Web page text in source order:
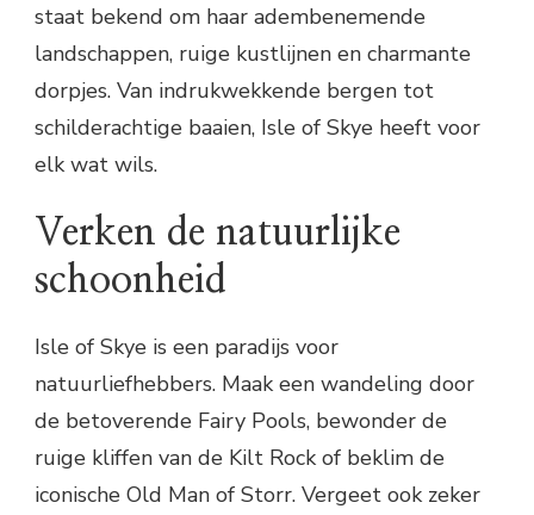
staat bekend om haar adembenemende
landschappen, ruige kustlijnen en charmante
dorpjes. Van indrukwekkende bergen tot
schilderachtige baaien, Isle of Skye heeft voor
elk wat wils.
Verken de natuurlijke
schoonheid
Isle of Skye is een paradijs voor
natuurliefhebbers. Maak een wandeling door
de betoverende Fairy Pools, bewonder de
ruige kliffen van de Kilt Rock of beklim de
iconische Old Man of Storr. Vergeet ook zeker